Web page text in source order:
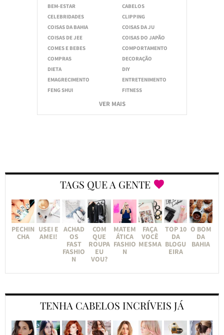
BEM-ESTAR
CABELOS
CELEBRIDADES
CLIPPING
COISAS DA BAHIA
COISAS DA JU
COISAS DE JEE
COISAS DO JAPÃO
COMES E BEBES
COMPORTAMENTO
COMPRAS
DECORAÇÃO
DIETA
DIY
EMAGRECIMENTO
ENTRETENIMENTO
FENG SHUI
FITNESS
VER MAIS
TAGS QUE A GENTE
PECHIN
CHA
USEI E
AMEI!
ACHAD
OS
FAST
FASHIO
N
COM
QUE
ROUPA
EU
VOU?
MATEM
ÁTICA
FASHIO
N
FAÇA
VOCÊ
MESMA
TOP 10
DA
BLOGU
EIRA
O BOM
DA
BAHIA
TENHA CABELOS INCRÍVEIS JÁ